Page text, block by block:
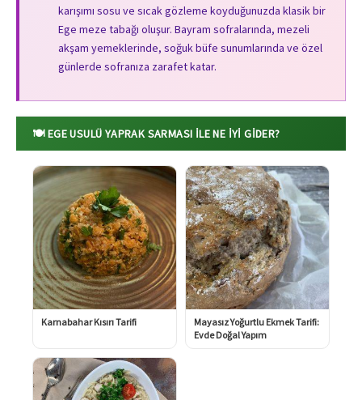
karışımı sosu ve sıcak gözleme koyduğunuzda klasik bir
Ege meze tabağı oluşur. Bayram sofralarında, mezeli
akşam yemeklerinde, soğuk büfe sunumlarında ve özel
günlerde sofranıza zarafet katar.
🍽️ EGE USULÜ YAPRAK SARMASI ILE NE İYI GIDER?
Karnabahar Kısırı Tarifi
Mayasız Yoğurtlu Ekmek Tarifi:
Evde Doğal Yapım